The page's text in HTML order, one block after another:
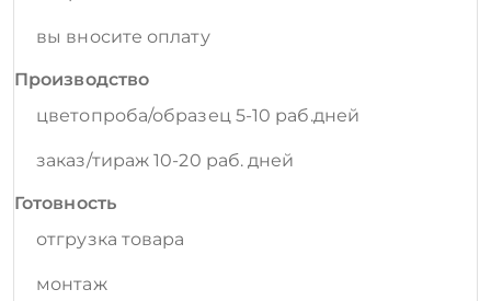
вы вносите оплату
Производство
цветопроба/образец 5-10 раб.дней
заказ/тираж 10-20 раб. дней
Готовность
отгрузка товара
монтаж